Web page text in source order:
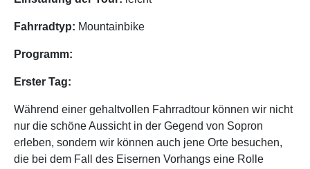
Fahrradtyp: Mountainbike
Programm:
Erster Tag:
Während einer gehaltvollen Fahrradtour können wir nicht
nur die schöne Aussicht in der Gegend von Sopron
erleben, sondern wir können auch jene Orte besuchen,
die bei dem Fall des Eisernen Vorhangs eine Rolle